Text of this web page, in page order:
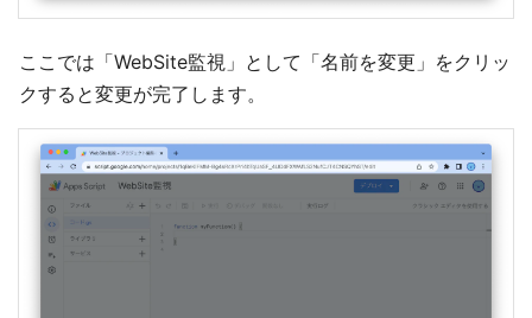
ここでは「WebSite監視」として「名前を変更」をクリッ
クすると変更が完了します。